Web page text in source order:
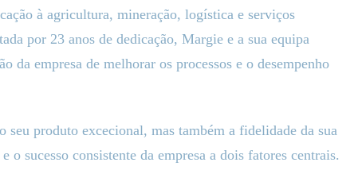
à agricultura, mineração, logística e serviços
por 23 anos de dedicação, Margie e a sua equipa
da empresa de melhorar os processos e o desempenho
seu produto excecional, mas também a fidelidade da sua
sucesso consistente da empresa a dois fatores centrais.